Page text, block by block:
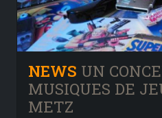
NEWS UN
MUSIQUES DE
METZ